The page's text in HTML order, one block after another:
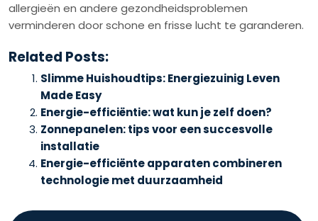
allergieën en andere gezondheidsproblemen
verminderen door schone en frisse lucht te garanderen.
Related Posts:
Slimme Huishoudtips: Energiezuinig Leven
Made Easy
Energie-efficiëntie: wat kun je zelf doen?
Zonnepanelen: tips voor een succesvolle
installatie
Energie-efficiënte apparaten combineren
technologie met duurzaamheid